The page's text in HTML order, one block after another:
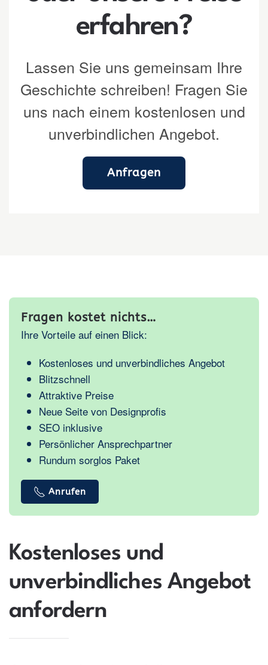
erfahren?
Lassen Sie uns gemeinsam Ihre
Geschichte schreiben! Fragen Sie
uns nach einem kostenlosen und
unverbindlichen Angebot.
Anfragen
Fragen kostet nichts…
Ihre Vorteile auf einen Blick:
Kostenloses und unverbindliches Angebot
Blitzschnell
Attraktive Preise
Neue Seite von Designprofis
SEO inklusive
Persönlicher Ansprechpartner
Rundum sorglos Paket
Anrufen
Kostenloses und
unverbindliches Angebot
anfordern